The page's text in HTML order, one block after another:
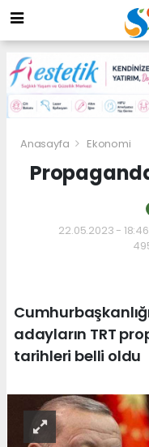
Anasayfa Ekonomi
22.05.2023 -
adayların TRT
tarihleri belli oldu